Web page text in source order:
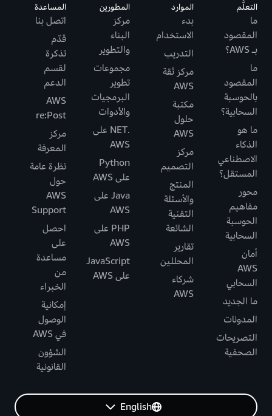
التعلُّم
ما
المقصود
بـ AWS؟
ما
المقصود
بالحوسبة
السحابية؟
ما هو
الذكاء
الاصطناعي
المستقل؟
محور
مفاهيم
الحوسبة
السحابية
أمان
AWS
السحابي
ما الجديد
المدونات
التصريحات
الصحفية
الموارد
بدء
الاستخدام
التدريب
مركز ثقة
AWS
مكتبة
حلول
AWS
مركز
التصميم
المنتج
والأسئلة
التقنية
الشائعة
تقارير
المحللين
شركاء
AWS
المطورين
مركز
البناء
والتطوير
مجموعات
تطوير
البرمجيات
والأدوات
.NET على
AWS
Python
على AWS
Java على
AWS
PHP على
AWS
JavaScript
على AWS
المساعدة
اتصل بنا
قدّم
تذكرة
لقسم
الدعم
AWS
re:Post
مركز
المعرفة
نظرة عامة
حول
AWS
Support
احصل
على
مساعدة
من
الخبراء
إمكانية
الوصول
في AWS
الشؤون
القانونية
English